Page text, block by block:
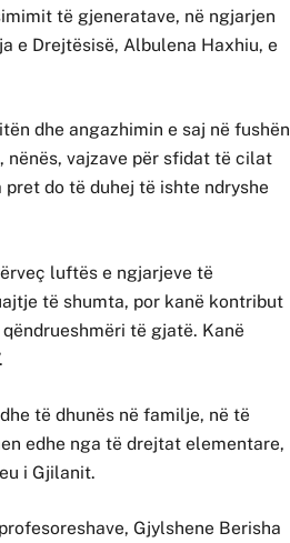
të gjeneratave, në ngjarjen
e Drejtësisë, Albulena Haxhiu, e
dhe angazhimin e saj në fushën
nënës, vajzave për sfidat të cilat
do të duhej të ishte ndryshe
luftës e ngjarjeve të
të shumta, por kanë kontribut
të gjatë. Kanë
të dhunës në familje, në të
edhe nga të drejtat elementare,
i Gjilanit.
Gjylshene Berisha